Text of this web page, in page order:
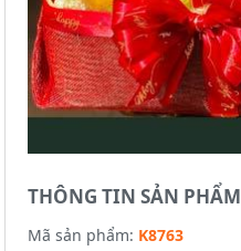
THÔNG TIN SẢN PHẨM
Mã sản phẩm: K8763